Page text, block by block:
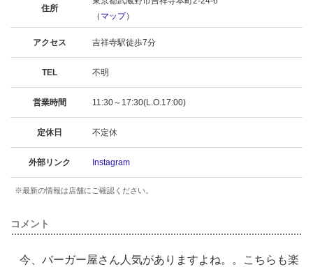
住所
（ マップ）
アクセス 吉祥寺駅徒歩7分
TEL 不明
営業時間 11:30～17:30(L.O.17:00)
定休日 不定休
外部リンク Instagram
※最新の情報は店舗にご確認ください。
コメント
今、バーガー屋さん人気がありますよね。。こちらも楽